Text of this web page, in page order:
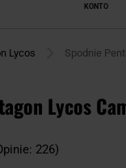
KONTO
Lycos Spodnie
Lycos
226)